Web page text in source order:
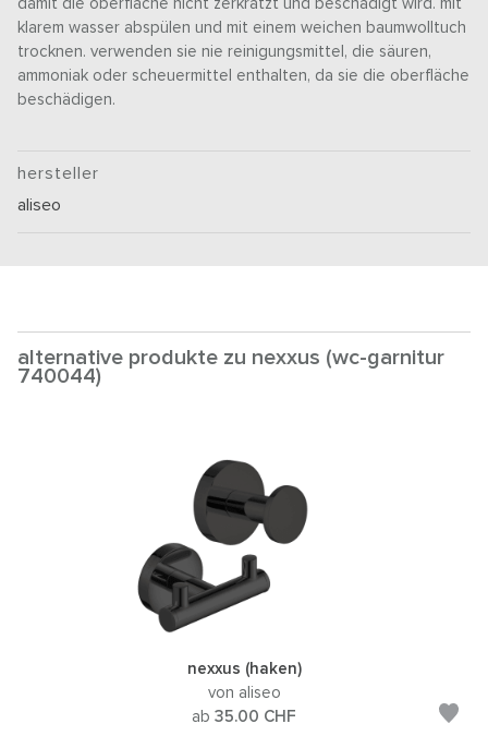
damit die oberfläche nicht zerkratzt und beschädigt wird. mit
klarem wasser abspülen und mit einem weichen baumwolltuch
trocknen. verwenden sie nie reinigungsmittel, die säuren,
ammoniak oder scheuermittel enthalten, da sie die oberfläche
beschädigen.
hersteller
aliseo
alternative produkte zu nexxus (wc-garnitur
740044)
nexxus (haken)
von aliseo
ab 35.00 CHF